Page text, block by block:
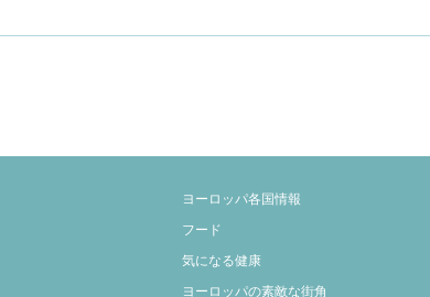
ヨーロッパ各国情報
フード
気になる健康
ヨーロッパの素敵な街角